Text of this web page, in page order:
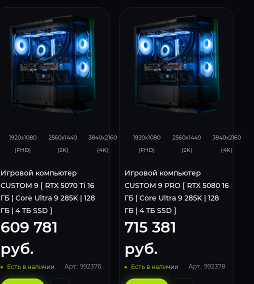
1920x1080
(FHD)
2560x1440
(2K)
3840x2160
(4K)
Игровой компьютер
CUSTOM 9 [ RTX 5070 Ti 16
ГБ | Core Ultra 9 285K | 128
ГБ | 4 ТБ SSD ]
609 781
руб.
Есть в наличии Арт.: 992376
1920x1080
(FHD)
2560x1440
(2K)
3840x2160
(4K)
Игровой компьютер
CUSTOM 9 PRO [ RTX 5080 16
ГБ | Core Ultra 9 285K | 128
ГБ | 4 ТБ SSD ]
715 381
руб.
Есть в наличии Арт.: 992378